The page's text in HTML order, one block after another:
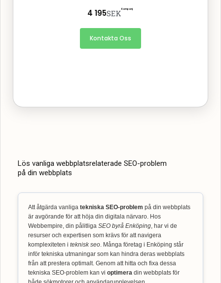
4 195SEK Kampanj
Kontakta Oss
Lös vanliga webbplatsrelaterade SEO-problem
på din webbplats
Att åtgärda vanliga tekniska SEO-problem på din webbplats
är avgörande för att höja din digitala närvaro. Hos
Webbempire, din pålitliga SEO byrå Enköping, har vi de
resurser och expertisen som krävs för att navigera
komplexiteten i teknisk seo. Många företag i Enköping står
inför tekniska utmaningar som kan hindra deras webbplats
från att prestera optimalt. Genom att hitta och fixa dessa
tekniska SEO-problem kan vi optimera din webbplats för